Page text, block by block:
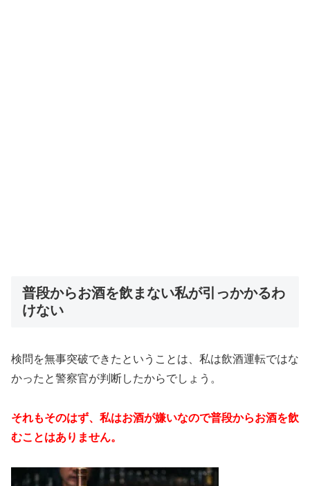
普段からお酒を飲まない私が引っかかるわ
けない
検問を無事突破できたということは、私は飲酒運転ではな
かったと警察官が判断したからでしょう。
それもそのはず、私はお酒が嫌いなので普段からお酒を飲
むことはありません。